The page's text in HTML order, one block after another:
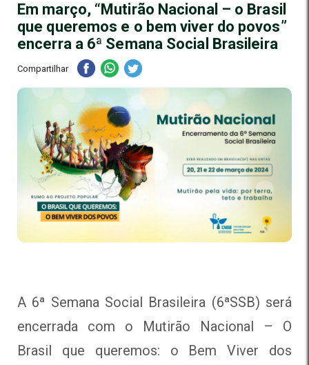
Em março, “Mutirão Nacional – o Brasil
que queremos e o bem viver do povos”
encerra a 6ª Semana Social Brasileira
Compartilhar
A 6ª Semana Social Brasileira (6ªSSB) será
encerrada com o Mutirão Nacional – O
Brasil que queremos: o Bem Viver dos